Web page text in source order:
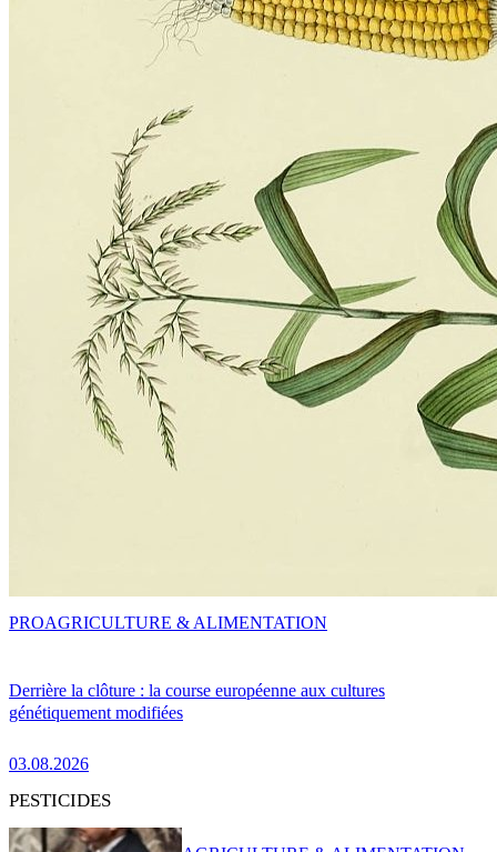
Derrière la clôture : la course européenne aux cultures
génétiquement modifiées
03.08.2026
PROAGRICULTURE & ALIMENTATION
PESTICIDES